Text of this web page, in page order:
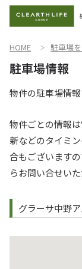
HOME 駐車場
物件の駐車場情報
物件ごとの情報
新などのタイミ
合もございます
らお問い合せい
グラーサ中野